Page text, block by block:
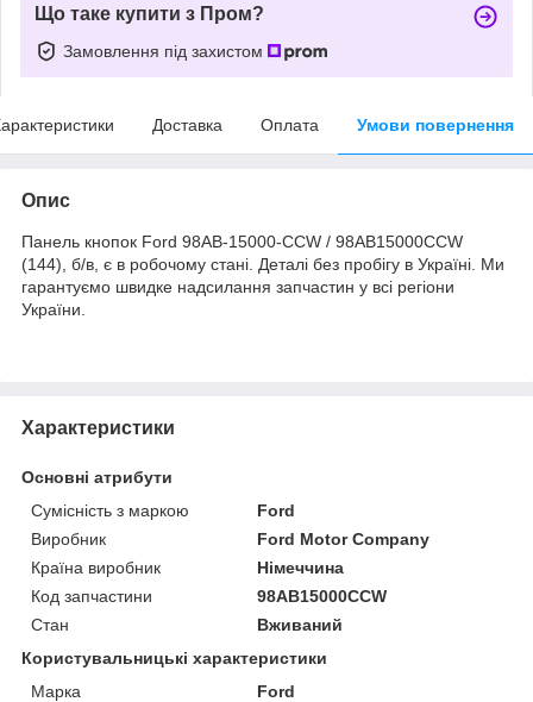
Що таке купити з Пром?
Замовлення під захистом
Доставка Оплата Умови повернення
Опис
Панель кнопок Ford 98AB-15000-CCW / 98AB15000CCW
(144), б/в, є в робочому стані. Деталі без пробігу в Україні. Ми
гарантуємо швидке надсилання запчастин у всі регіони
України.
Характеристики
Основні атрибути
Сумісність з маркою
Ford
Виробник
Ford Motor Company
Країна виробник
Німеччина
Код запчастини
98AB15000CCW
Стан
Вживаний
Користувальницькі характеристики
Марка
Ford